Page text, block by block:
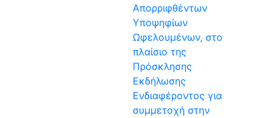
Απορριφθέντων
Υποψηφίων
Ωφελουμένων, στο
πλαίσιο της
Πρόσκλησης
Εκδήλωσης
Ενδιαφέροντος για
συμμετοχή στην